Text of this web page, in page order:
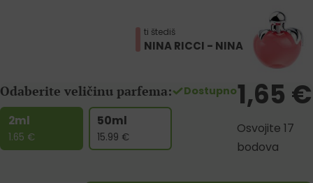
ti štediš
NINA RICCI - NINA
Odaberite veličinu parfema:
2ml
1.65 €
50ml
15.99 €
Dostupno1,65 €
Osvojite 17
bodova